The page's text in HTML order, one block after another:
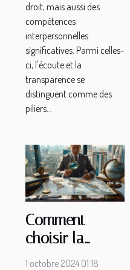
droit, mais aussi des
compétences
interpersonnelles
significatives. Parmi celles-
ci, l'écoute et la
transparence se
distinguent comme des
piliers...
Comment
choisir la
meilleure
1 octobre 2024 01:18